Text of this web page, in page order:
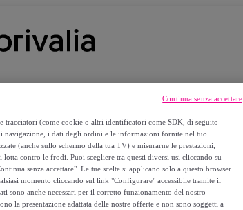
tracciatori (come cookie o altri identificatori come SDK, di seguito
navigazione, i dati degli ordini e le informazioni fornite nel tuo
(anche sullo schermo della tua TV) e misurarne le prestazioni,
contro le frodi. Puoi scegliere tra questi diversi usi cliccando su
senza accettare". Le tue scelte si applicano solo a questo browser
momento cliccando sul link "Configurare" accessibile tramite il
anche necessari per il corretto funzionamento del nostro
la presentazione adattata delle nostre offerte e non sono soggetti a
Continua senza accettare